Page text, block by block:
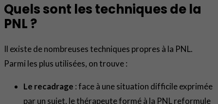
Quels sont les techniques de la
PNL ?
Il existe de nombreuses techniques propres à la PNL.
Parmi les plus utilisées, on trouve :
Le recadrage : face à une situation difficile exprimée
par un sujet, le thérapeute formé à la PNL reformule